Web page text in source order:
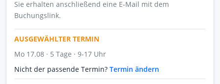
Sie erhalten anschließend eine E-Mail mit dem
Buchungslink.
AUSGEWÄHLTER TERMIN
Mo 17.08 · 5 Tage · 9-17 Uhr
Nicht der passende Termin? Termin ändern